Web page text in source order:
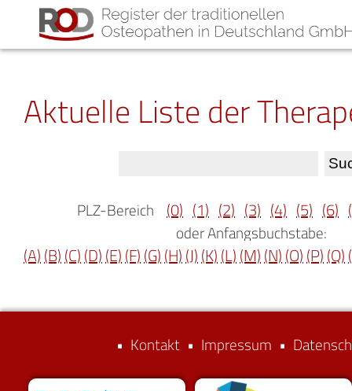
Aktuelle Liste der
PLZ-Bereich (0) (1) (2) (3) (4) (5) (6)
oder Anfangsbuchstabe:
(A)(B)(C)(D)(E)(F)(G)(H)(J)(K)(L)(M)(N)(O)(P)(Q)
• Kontakt • Impressum •